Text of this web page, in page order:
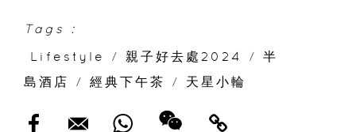
Tags :
Lifestyle
/ 親子好去處2024 /
半
島酒店
/ 經典下午茶 / 天星小輪